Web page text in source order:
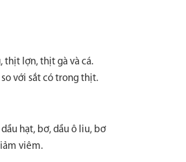
thịt lợn, thịt gà và cá.
với sắt có trong thịt.
hạt, bơ, dầu ô liu, bơ
viêm.